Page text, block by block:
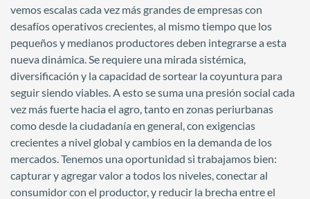
vemos escalas cada vez más grandes de empresas con
desafíos operativos crecientes, al mismo tiempo que los
pequeños y medianos productores deben integrarse a esta
nueva dinámica. Se requiere una mirada sistémica,
diversificación y la capacidad de sortear la coyuntura para
seguir siendo viables. A esto se suma una presión social cada
vez más fuerte hacia el agro, tanto en zonas periurbanas
como desde la ciudadanía en general, con exigencias
crecientes a nivel global y cambios en la demanda de los
mercados. Tenemos una oportunidad si trabajamos bien:
capturar y agregar valor a todos los niveles, conectar al
consumidor con el productor, y reducir la brecha entre el